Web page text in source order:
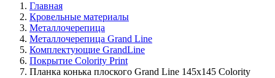
Главная
Кровельные материалы
Металлочерепица
Металлочерепица Grand Line
Комплектующие GrandLine
Покрытие Colority Print
Планка конька плоского Grand Line 145х145 Colority